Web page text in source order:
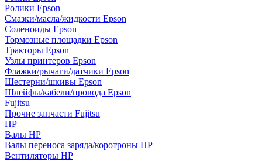
Ролики Epson
Смазки/масла/жидкости Epson
Соленоиды Epson
Тормозные площадки Epson
Тракторы Epson
Узлы принтеров Epson
Флажки/рычаги/датчики Epson
Шестерни/шкивы Epson
Шлейфы/кабели/провода Epson
Fujitsu
Прочие запчасти Fujitsu
HP
Валы HP
Валы переноса заряда/коротроны HP
Вентиляторы HP